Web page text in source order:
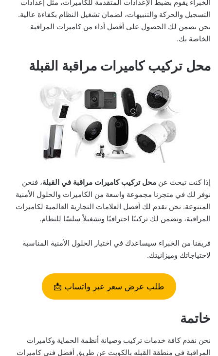
الخبراء يقوم بضبط الإعدادات المتقدمة للكاميرات، مثل إعدادات
التسجيل والحركة والتنبيهات، لضمان تشغيل النظام بكفاءة عالية.
نحن نضمن لك الحصول على أفضل أداء من كاميرات المراقبة
الخاصة بك.
محل تركيب كاميرات مراقبة القبلة
إذا كنت تبحث عن محل تركيب كاميرات مراقبة في القبلة، فنحن
نوفر لك في متجرنا مجموعة واسعة من الكاميرات والحلول الأمنية
المتنوعة. نحن نقدم لك أفضل العلامات التجارية العالمية لكاميرات
المراقبة، ونضمن لك تركيبًا احترافيًا وتشغيلاً سلسًا للنظام.
فريقنا من الخبراء سيساعدك في اختيار الحلول الأمنية المناسبة
لاحتياجاتك وميزانيتك.
طلب عرض سعر عبر واتساب 📩
خاتمة
نحن نقدم كافة خدمات تركيب وصيانة أنظمة الحماية وكاميرات
المراقبة في منطقة القبله بالكويت عن طريق أفضل فني كاميرات